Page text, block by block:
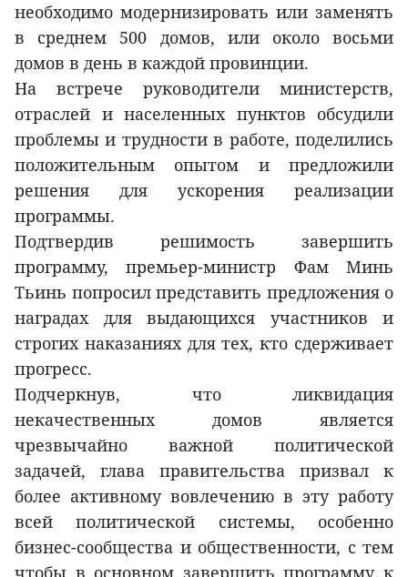
необходимо модернизировать или заменять
в среднем 500 домов, или около восьми
домов в день в каждой провинции.
На встрече руководители министерств,
отраслей и населенных пунктов обсудили
проблемы и трудности в работе, поделились
положительным опытом и предложили
решения для ускорения реализации
программы.
Подтвердив решимость завершить
программу, премьер-министр Фам Минь
Тьинь попросил представить предложения о
наградах для выдающихся участников и
строгих наказаниях для тех, кто сдерживает
прогресс.
Подчеркнув, что ликвидация
некачественных домов является
чрезвычайно важной политической
задачей, глава правительства призвал к
более активному вовлечению в эту работу
всей политической системы, особенно
бизнес-сообщества и общественности, с тем